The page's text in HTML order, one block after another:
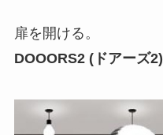
扉を開ける。
DOOORS2 (ドアーズ2)